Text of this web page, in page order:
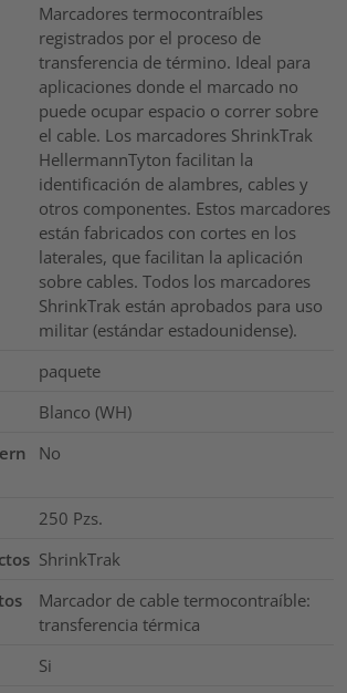
Marcadores termocontraíbles
registrados por el proceso de
transferencia de término. Ideal para
aplicaciones donde el marcado no
puede ocupar espacio o correr sobre
el cable. Los marcadores ShrinkTrak
HellermannTyton facilitan la
identificación de alambres, cables y
otros componentes. Estos marcadores
están fabricados con cortes en los
laterales, que facilitan la aplicación
sobre cables. Todos los marcadores
ShrinkTrak están aprobados para uso
militar (estándar estadounidense).
paquete
Blanco (WH)
No
250 Pzs.
ShrinkTrak
Marcador de cable termocontraíble:
transferencia térmica
Si